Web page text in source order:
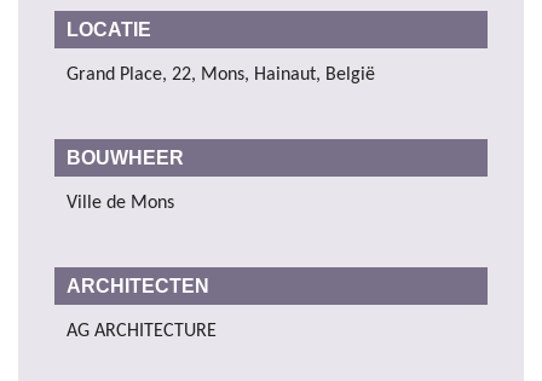
LOCATIE
Grand Place, 22, Mons, Hainaut, België
BOUWHEER
Ville de Mons
ARCHITECTEN
AG ARCHITECTURE